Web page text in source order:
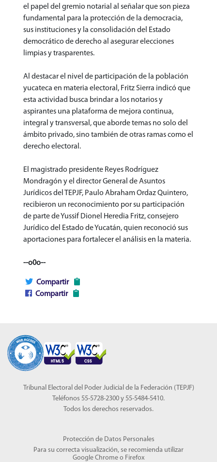
el papel del gremio notarial al señalar que son pieza
fundamental para la protección de la democracia,
sus instituciones y la consolidación del Estado
democrático de derecho al asegurar elecciones
limpias y trasparentes.
Al destacar el nivel de participación de la población
yucateca en materia electoral, Fritz Sierra indicó que
esta actividad busca brindar a los notarios y
aspirantes una plataforma de mejora continua,
integral y transversal, que aborde temas no solo del
ámbito privado, sino también de otras ramas como el
derecho electoral.
El magistrado presidente Reyes Rodríguez
Mondragón y el director General de Asuntos
Jurídicos del TEPJF, Paulo Abraham Ordaz Quintero,
recibieron un reconocimiento por su participación
de parte de Yussif Dionel Heredia Fritz, consejero
Jurídico del Estado de Yucatán, quien reconoció sus
aportaciones para fortalecer el análisis en la materia.
--o0o--
Compartir
Compartir
Tribunal Electoral del Poder Judicial de la Federación (TEPJF)
Teléfonos 55-5728-2300 y 55-5484-5410.
Todos los derechos reservados.
Protección de Datos Personales
Para su correcta visualización, se recomienda utilizar
Google Chrome o Firefox